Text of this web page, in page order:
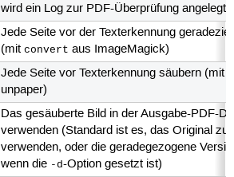
wird ein Log zur PDF-Überprüfung angelegt
Jede Seite vor der Texterkennung
(mitconvert aus ImageMagick)
Jede Seite vor Texterkennung säubern (mit
unpaper)
Das gesäuberte Bild in der Ausgabe-PDF-
verwenden (Standard ist es, das Original zu
verwenden, oder die geradegezogene
wenn die -d-Option gesetzt ist)